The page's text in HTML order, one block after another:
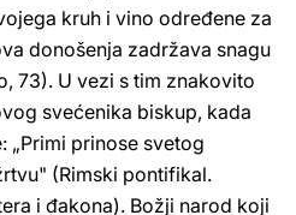
kruh i vino određene za
donošenja zadržava snagu
73). U vezi s tim znakovito
svećenika biskup, kada
„Primi prinose svetog
(Rimski pontifikal.
i đakona). Božji narod koji